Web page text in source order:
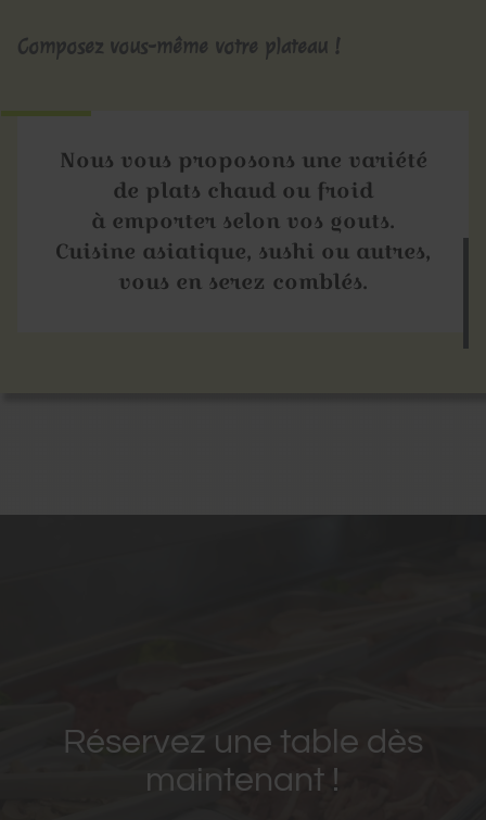
Composez vous-même votre plateau !
Nous vous proposons une variété
de plats chaud ou froid
à emporter selon vos gouts.
Cuisine asiatique, sushi ou autres,
vous en serez comblés.
Réservez une table dès
maintenant !